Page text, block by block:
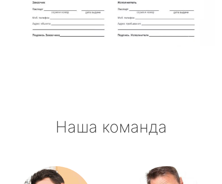
Наша команда